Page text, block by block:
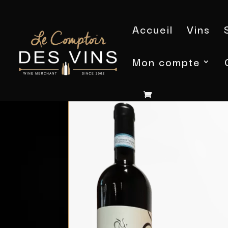
Accueil Vins
Mon compte